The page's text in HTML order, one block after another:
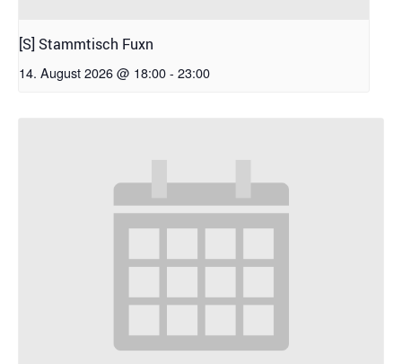
[S] Stammtisch Fuxn
14. August 2026 @ 18:00- 23:00